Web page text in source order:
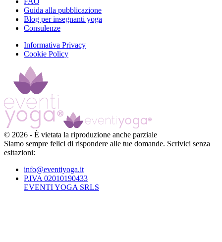
Guida alla pubblicazione
Blog per insegnanti yoga
Consulenze
Informativa Privacy
Cookie Policy
© 2026 - È vietata la riproduzione anche parziale
Siamo sempre felici di rispondere alle tue domande. Scrivici senza
esitazioni:
info@eventiyoga.it
P.IVA 02010190433
EVENTI YOGA SRLS